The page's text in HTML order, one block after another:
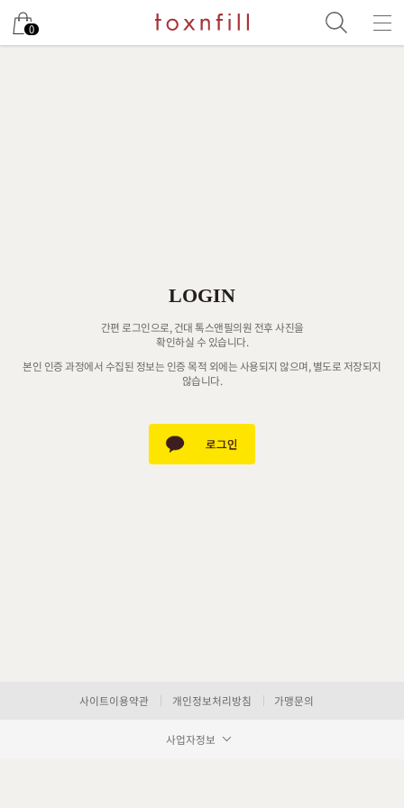
0
LOGIN
간편 로그인으로, 건대 톡스앤필의원 전후 사진을
확인하실 수 있습니다.
본인 인증 과정에서 수집된 정보는 인증 목적 외에는 사용되지 않으며, 별도로 저장되지
않습니다.
사이트이용약관 개인정보처리방침 가맹문의
사업자정보